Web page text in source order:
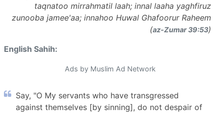
taqnatoo mirrahmatil laah; innal laaha yaghfiruz
zunooba jamee'aa; innahoo Huwal Ghafoorur Raheem
(az-Zumar 39:53)
English Sahih:
Ads by Muslim Ad Network
Say, "O My servants who have transgressed
against themselves [by sinning], do not despair of